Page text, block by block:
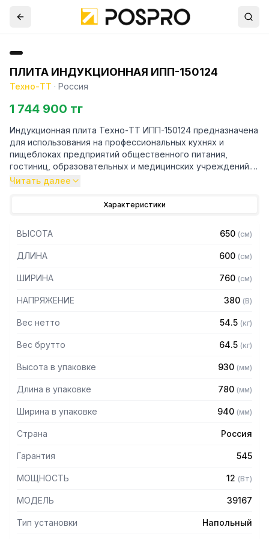
ПЛИТА ИНДУКЦИОННАЯ ИПП-150124
Техно-ТТ · Россия
1 744 900 тг
Индукционная плита Техно-ТТ ИПП-150124 предназначена
для использования на профессиональных кухнях и
пищеблоках предприятий общественного питания,
гостиниц, образовательных и медицинских учреждений.
Применяется для приготовления различных блюд в
Благодаря высокому КПД и скорости нагрева посуды
потребляется оборудованием, преобразуется в тепло.
Отсутствие открытого огня и нагрев только самой
посуды, а не поверхности вокруг нее, что минимизирует
риски ожогов.
Особенности:
— Столешница из нержавеющей стали AISI 304 толщиной
— Корпус из нержавеющей стали AISI 430 толщиной 0,8мм
— Варочная поверхность из стеклокерамики толщиной 6
дезинфицируется в соответствии с санитарными
требованиями
— 5 уровней мощности
Читать далее
Характеристики
ВЫСОТА 650 (см)
ДЛИНА 600 (см)
ШИРИНА 760 (см)
НАПРЯЖЕНИЕ 380 (В)
Вес нетто 54.5 (кг)
Вес брутто 64.5 (кг)
Высота в упаковке 930 (мм)
Длина в упаковке 780 (мм)
Ширина в упаковке 940 (мм)
Страна Россия
Гарантия 545
МОЩНОСТЬ 12 (Вт)
МОДЕЛЬ 39167
Тип установки Напольный